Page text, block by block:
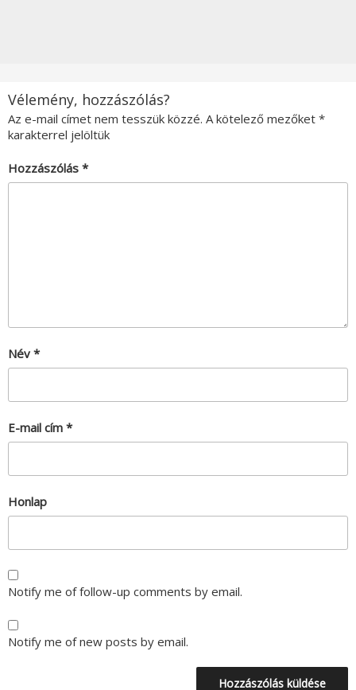
Vélemény, hozzászólás?
Az e-mail címet nem tesszük közzé. A kötelező mezőket *
karakterrel jelöltük
Hozzászólás *
Név *
E-mail cím *
Honlap
Notify me of follow-up comments by email.
Notify me of new posts by email.